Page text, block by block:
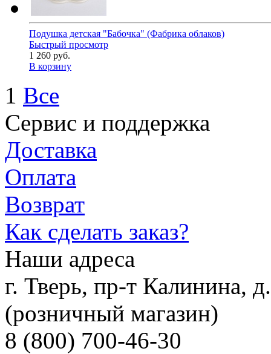
Подушка детская "Бабочка" (Фабрика облаков)
Быстрый просмотр
1 260 руб.
В корзину
1 Все
Сервис и поддержка
Доставка
Оплата
Возврат
Как сделать заказ?
Наши адреса
г. Тверь, пр-т
(розничный магазин)
8 (800) 700-46-30